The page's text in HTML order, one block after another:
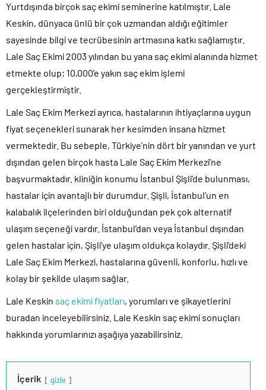
Yurtdışında birçok saç ekimi seminerine katılmıştır. Lale
Keskin, dünyaca ünlü bir çok uzmandan aldığı eğitimler
sayesinde bilgi ve tecrübesinin artmasına katkı sağlamıştır.
Lale Saç Ekimi 2003 yılından bu yana saç ekimi alanında hizmet
etmekte olup; 10,000’e yakın saç ekim işlemi
gerçekleştirmiştir.
Lale Saç Ekim Merkezi ayrıca, hastalarının ihtiyaçlarına uygun
fiyat seçenekleri sunarak her kesimden insana hizmet
vermektedir. Bu sebeple, Türkiye’nin dört bir yanından ve yurt
dışından gelen birçok hasta Lale Saç Ekim Merkezi’ne
başvurmaktadır. kliniğin konumu İstanbul Şişli’de bulunması,
hastalar için avantajlı bir durumdur. Şişli, İstanbul’un en
kalabalık ilçelerinden biri olduğundan pek çok alternatif
ulaşım seçeneği vardır. İstanbul’dan veya İstanbul dışından
gelen hastalar için, Şişli’ye ulaşım oldukça kolaydır. Şişli’deki
Lale Saç Ekim Merkezi, hastalarına güvenli, konforlu, hızlı ve
kolay bir şekilde ulaşım sağlar.
Lale Keskin saç ekimi fiyatları, yorumları ve şikayetlerini
buradan inceleyebilirsiniz. Lale Keskin saç ekimi sonuçları
hakkında yorumlarınızı aşağıya yazabilirsiniz.
İçerik gizle